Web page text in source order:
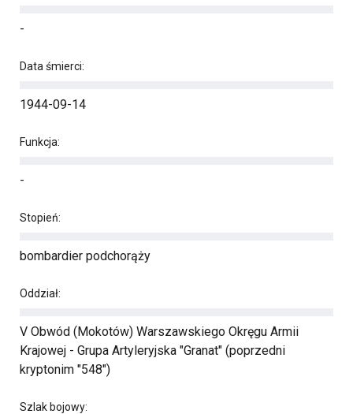
-
Data śmierci:
1944-09-14
Funkcja:
-
Stopień:
bombardier podchorąży
Oddział:
V Obwód (Mokotów) Warszawskiego Okręgu Armii
Krajowej - Grupa Artyleryjska "Granat" (poprzedni
kryptonim "548")
Szlak bojowy: